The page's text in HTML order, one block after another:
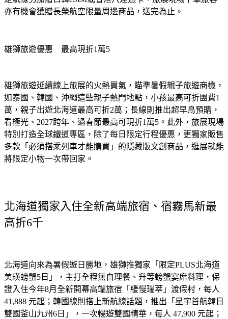
亦有機會獲贈長榮航空限量周邊商品，送完為止。
雄獅旅遊優惠　最高現折1萬5
雄獅旅遊延續線上旅展的火熱買氣，瞄準暑假親子旅遊商機，
如泰國、韓國、沖繩這些親子熱門地點，小孩最高可折團費1
萬，親子出遊北海道最高可折2萬；長線則推出超早鳥預購，
看極光、2027跨年、過春節最高可現折1萬5。此外，旅展現場
特別打造全球鐵道專區，除了每日限定行程優惠，更獨家販售
多款「必須搭乘列車才能購買」的隱藏版文創商品，逛展就能
將限定小物一次帶回家。
北海道獨家入住全新高端旅宿、宿霧馬新最
高折6千
北海道向來為暑假遊日勝地，雄獅推獨家「限定PLUS北海道
美瑛螃蟹5日」，主打全程無自理餐、升等螃蟹宴席料理，保
證入住今年8月全新開幕高端旅宿「緩慢瑞萃」渡假村，每人
41,888 元起；韓國線則搭上新航線話題，推出「星宇首航韓日
雙國釜山九州6日」，一次暢遊雙國精華，每人 47,900 元起；